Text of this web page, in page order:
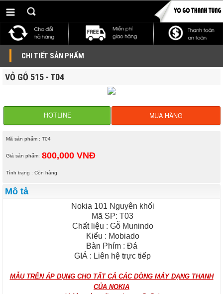
CHI TIẾT SẢN PHẨM
VỎ GỖ 515 - T04
HOTLINE MUA HÀNG
Mã sản phẩm : T04
Giá sản phẩm: 800,000 VNĐ
Tình trạng : Còn hàng
Mô tả
Nokia 101 Nguyên khối
Mã SP: T03
Chất liệu : Gỗ Munindo
Kiểu : Mobiado
Bàn Phím : Đá
GIÁ : Liên hệ trực tiếp
MẪU TRÊN ÁP DỤNG CHO TẤT CẢ CÁC DÒNG MÁY DẠNG THANH
CỦA NOKIA